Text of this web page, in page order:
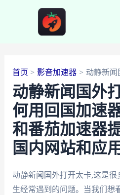
首页 影音加速器 动静新闻
动静新闻国外
何用回国加速
和番茄加速器
国内网站和应
动静新闻国外打开太卡,这是
生经常遇到的问题。当我们想